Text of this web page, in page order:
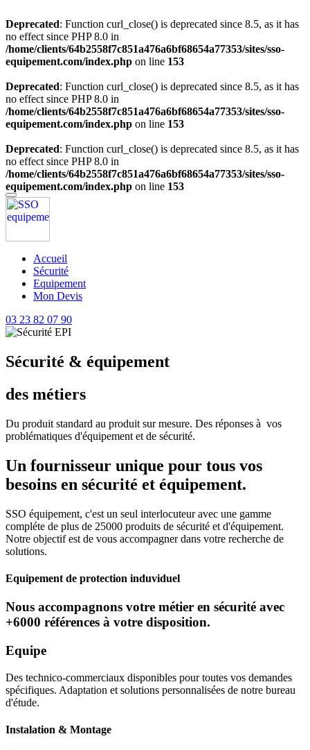
Deprecated: Function curl_close() is deprecated since 8.5, as it has
no effect since PHP 8.0 in
/home/clients/64b2558f7c851a476a6bf68654a77353/sites/sso-
equipement.com/index.php on line 153
Deprecated: Function curl_close() is deprecated since 8.5, as it has
no effect since PHP 8.0 in
/home/clients/64b2558f7c851a476a6bf68654a77353/sites/sso-
equipement.com/index.php on line 153
Deprecated: Function curl_close() is deprecated since 8.5, as it has
no effect since PHP 8.0 in
/home/clients/64b2558f7c851a476a6bf68654a77353/sites/sso-
equipement.com/index.php on line 153
Accueil
Sécurité
Equipement
Mon Devis
03 23 82 07 90
Sécurité & équipement
des métiers
Du produit standard au produit sur mesure. Des réponses à vos
problématiques d'équipement et de sécurité.
Un fournisseur unique pour tous vos
besoins en sécurité et équipement.
SSO équipement, c'est un seul interlocuteur avec une gamme
compléte de plus de 25000 produits de sécurité et d'équipement.
Notre objectif est de vous accompagner dans votre recherche de
solutions.
Equipement de protection induviduel
Nous accompagnons votre métier en sécurité avec
+6000 références à votre disposition.
Equipe
Des technico-commerciaux disponibles pour toutes vos demandes
spécifiques. Adaptation et solutions personnalisées de notre bureau
d'étude.
Instalation & Montage